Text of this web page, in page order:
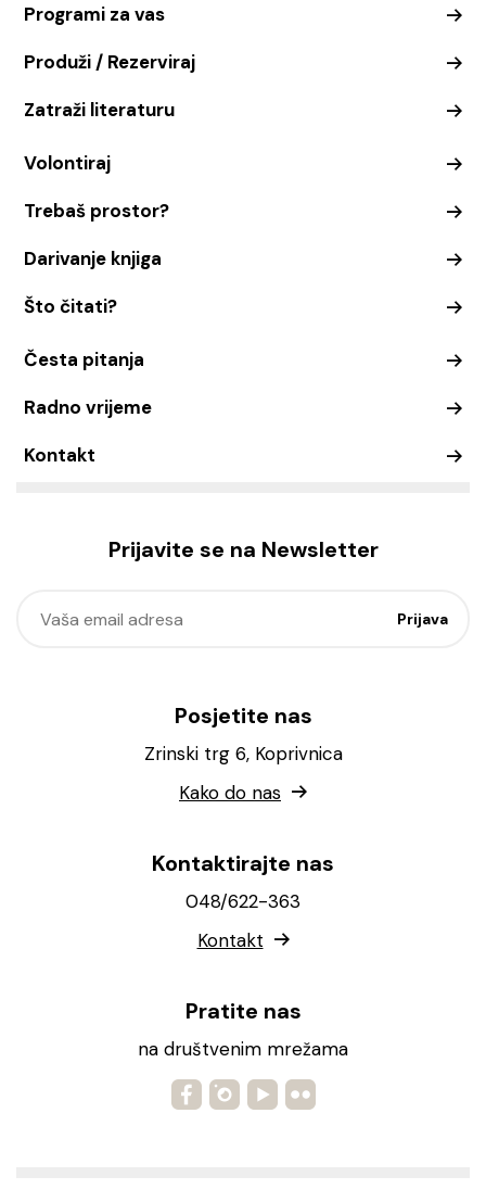
Programi za vas
Produži / Rezerviraj
Zatraži literaturu
Volontiraj
Trebaš prostor?
Darivanje knjiga
Što čitati?
Česta pitanja
Radno vrijeme
Kontakt
Prijavite se na Newsletter
Posjetite nas
Zrinski trg 6, Koprivnica
Kako do nas
Kontaktirajte nas
048/622-363
Kontakt
Pratite nas
na društvenim mrežama